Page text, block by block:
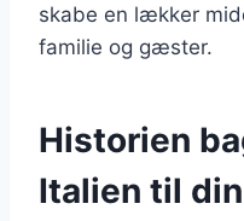
skabe en lækker
familie og gæster.
Historien
Italien til